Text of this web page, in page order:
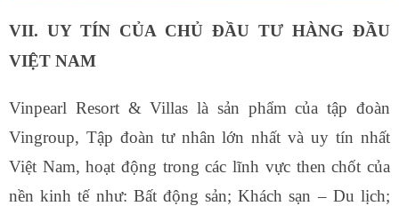
VII. UY TÍN CỦA CHỦ ĐẦU TƯ HÀNG ĐẦU
VIỆT NAM
Vinpearl Resort & Villas là sản phẩm của tập đoàn
Vingroup, Tập đoàn tư nhân lớn nhất và uy tín nhất
Việt Nam, hoạt động trong các lĩnh vực then chốt của
nền kinh tế như: Bất động sản; Khách sạn – Du lịch;